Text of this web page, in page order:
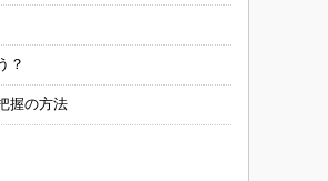
？
握の方法